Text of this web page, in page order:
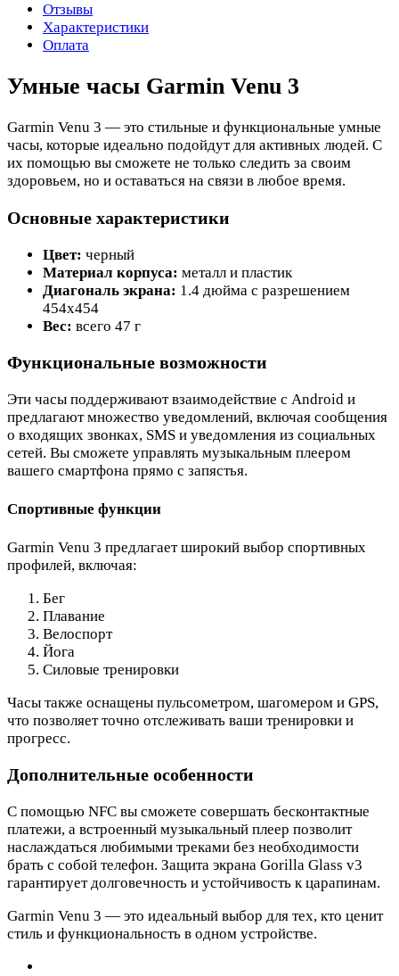
Отзывы
Характеристики
Оплата
Умные часы Garmin Venu 3
Garmin Venu 3 — это стильные и функциональные умные
часы, которые идеально подойдут для активных людей. С
их помощью вы сможете не только следить за своим
здоровьем, но и оставаться на связи в любое время.
Основные характеристики
Цвет: черный
Материал корпуса: металл и пластик
Диагональ экрана: 1.4 дюйма с разрешением
454x454
Вес: всего 47 г
Функциональные возможности
Эти часы поддерживают взаимодействие с Android и
предлагают множество уведомлений, включая сообщения
о входящих звонках, SMS и уведомления из социальных
сетей. Вы сможете управлять музыкальным плеером
вашего смартфона прямо с запястья.
Спортивные функции
Garmin Venu 3 предлагает широкий выбор спортивных
профилей, включая:
Бег
Плавание
Велоспорт
Йога
Силовые тренировки
Часы также оснащены пульсометром, шагомером и GPS,
что позволяет точно отслеживать ваши тренировки и
прогресс.
Дополнительные особенности
С помощью NFC вы сможете совершать бесконтактные
платежи, а встроенный музыкальный плеер позволит
наслаждаться любимыми треками без необходимости
брать с собой телефон. Защита экрана Gorilla Glass v3
гарантирует долговечность и устойчивость к царапинам.
Garmin Venu 3 — это идеальный выбор для тех, кто ценит
стиль и функциональность в одном устройстве.